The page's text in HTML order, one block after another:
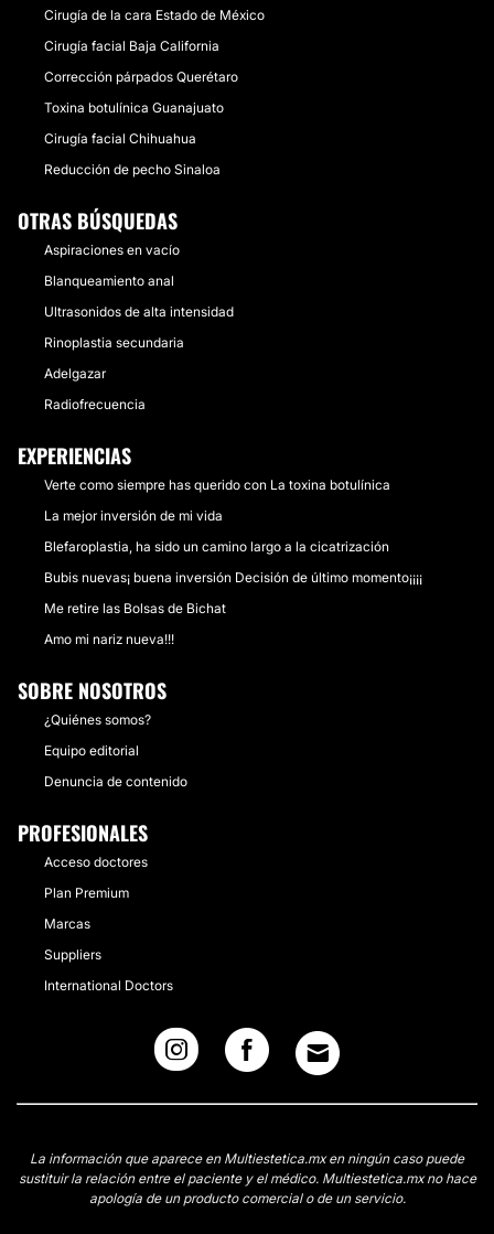
Cirugía de la cara Estado de México
Cirugía facial Baja California
Corrección párpados Querétaro
Toxina botulínica Guanajuato
Cirugía facial Chihuahua
Reducción de pecho Sinaloa
OTRAS BÚSQUEDAS
Aspiraciones en vacío
Blanqueamiento anal
Ultrasonidos de alta intensidad
Rinoplastia secundaria
Adelgazar
Radiofrecuencia
EXPERIENCIAS
Verte como siempre has querido con La toxina botulínica
La mejor inversión de mi vida
Blefaroplastia, ha sido un camino largo a la cicatrización
Bubis nuevas¡ buena inversión Decisión de último momento¡¡¡¡
Me retire las Bolsas de Bichat
Amo mi nariz nueva!!!
SOBRE NOSOTROS
¿Quiénes somos?
Equipo editorial
Denuncia de contenido
PROFESIONALES
Acceso doctores
Plan Premium
Marcas
Suppliers
International Doctors
La información que aparece en Multiestetica.mx en ningún caso puede
sustituir la relación entre el paciente y el médico. Multiestetica.mx no hace
apología de un producto comercial o de un servicio.